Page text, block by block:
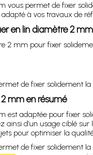
vous permet de fixer
à vos travaux de
en lin diamètre 2 mm
2 mm pour fixer
de fixer solidement
mm en résumé
est adaptée pour fixer
ainsi d’un usage ciblé
pour optimiser la
de fixer solidement